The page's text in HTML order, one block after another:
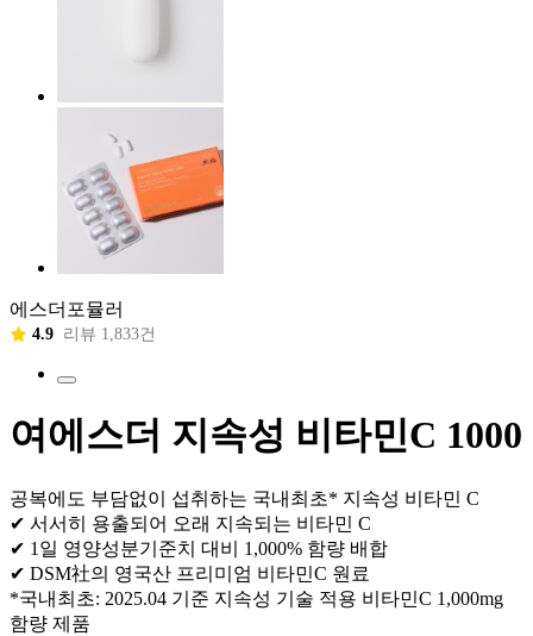
에스더포뮬러
4.9 리뷰 1,833건
여에스더 지속성 비타민C 1000
공복에도 부담없이 섭취하는 국내최초* 지속성 비타민 C
✔ 서서히 용출되어 오래 지속되는 비타민 C
✔ 1일 영양성분기준치 대비 1,000% 함량 배합
✔ DSM社의 영국산 프리미엄 비타민C 원료
*국내최초: 2025.04 기준 지속성 기술 적용 비타민C 1,000mg
함량 제품